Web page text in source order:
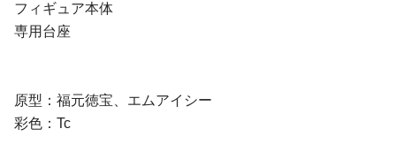
フィギュア本体
専用台座
原型：福元徳宝、エムアイシー
彩色：Tc